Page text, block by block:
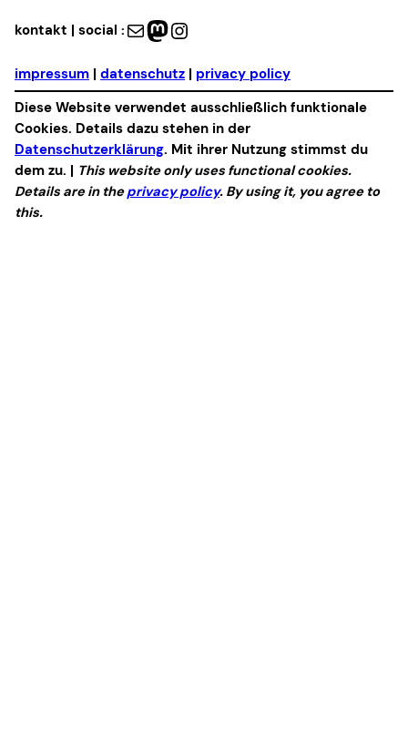
kontakt | social : Mail Mastodon Instagram
impressum | datenschutz | privacy policy
Diese Website verwendet ausschließlich funktionale
Cookies. Details dazu stehen in der
Datenschutzerklärung. Mit ihrer Nutzung stimmst du
dem zu. | This website only uses functional cookies.
Details are in theprivacy policy. By using it, you agree to
this.